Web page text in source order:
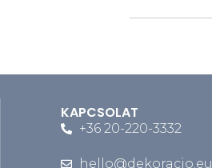
KAPCSOLAT
+36 20-220-3332
hello@dekoracio.eu